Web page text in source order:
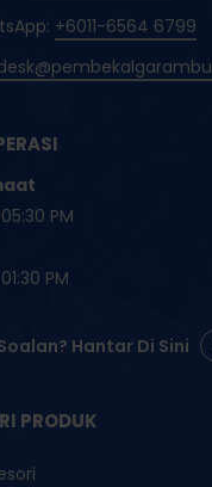
+6011-6564 6799
PM
PM
Hantar Di Sini
PRODUK